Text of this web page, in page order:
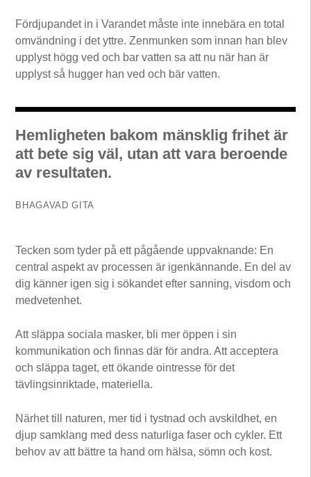
Fördjupandet in i Varandet måste inte innebära en total
omvändning i det yttre. Zenmunken som innan han blev
upplyst högg ved och bar vatten sa att nu när han är
upplyst så hugger han ved och bär vatten.
Hemligheten bakom mänsklig frihet är
att bete sig väl, utan att vara beroende
av resultaten.
BHAGAVAD GITA
Tecken som tyder på ett pågående uppvaknande: En
central aspekt av processen är igenkännande. En del av
dig känner igen sig i sökandet efter sanning, visdom och
medvetenhet.
Att släppa sociala masker, bli mer öppen i sin
kommunikation och finnas där för andra. Att acceptera
och släppa taget, ett ökande ointresse för det
tävlingsinriktade, materiella.
Närhet till naturen, mer tid i tystnad och avskildhet, en
djup samklang med dess naturliga faser och cykler. Ett
behov av att bättre ta hand om hälsa, sömn och kost.